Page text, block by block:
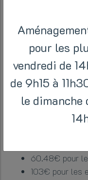
PRÉPAREZ
Inscrivez-les aux
propose votre
Pour les
perfectionnement
Première
60.48€ pour
103€ pour les
pour les
vendredi de
de 9h15 à
le dimanche